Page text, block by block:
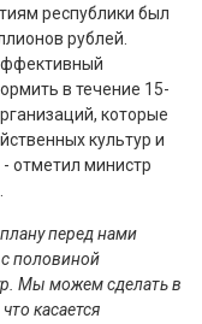
республики был
рублей.
в течение 15-
которые
культур и
отметил министр
перед нами
с половиной
Мы можем сделать в
касается